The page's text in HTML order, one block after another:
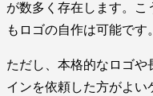
が数多く存在します。こ
もロゴの自作は可能です。
ただし、本格的なロゴ
インを依頼した方がよい